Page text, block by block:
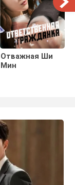
Отважная Ши
Мин